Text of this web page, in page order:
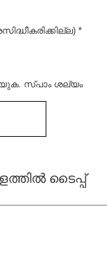
*
സ്പാം ശല്യം
ടൈപ്പ്